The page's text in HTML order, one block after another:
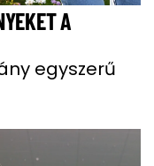
A
egyszerű